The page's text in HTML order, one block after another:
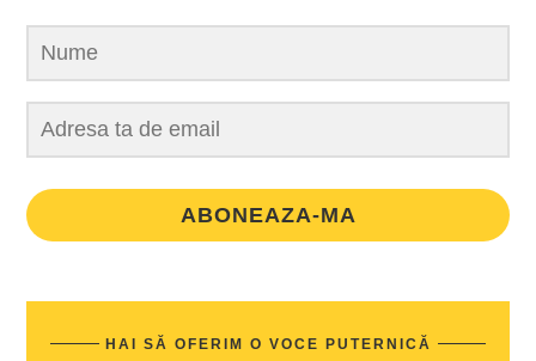
ABONEAZA-MA
HAI SĂ OFERIM O VOCE PUTERNICĂ